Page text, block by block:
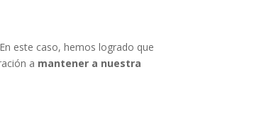
este caso, hemos logrado que
a mantener a nuestra